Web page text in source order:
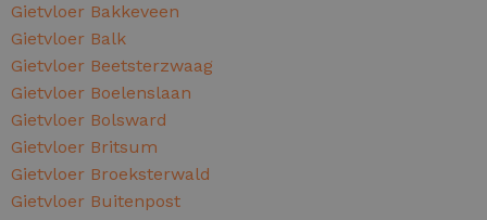
Gietvloer Bakkeveen
Gietvloer Balk
Gietvloer Beetsterzwaag
Gietvloer Boelenslaan
Gietvloer Bolsward
Gietvloer Britsum
Gietvloer Broeksterwald
Gietvloer Buitenpost